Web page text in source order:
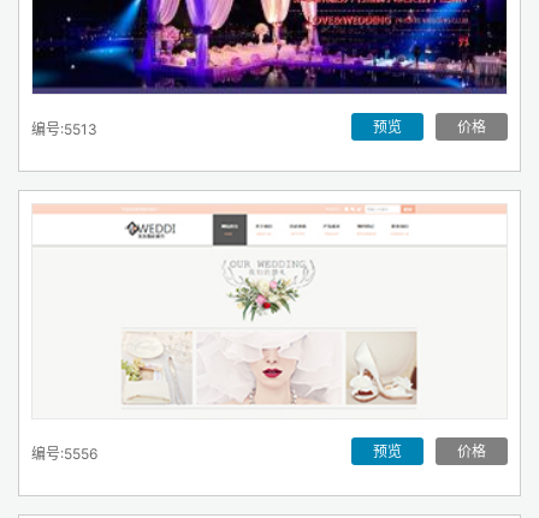
编号:5513 价格
预览
编号:5556 价格
预览